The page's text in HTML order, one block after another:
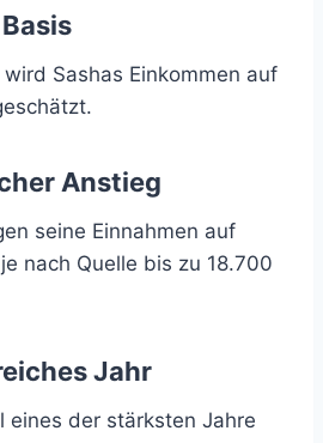
Sashas Einkommen auf
Anstieg
seine Einnahmen auf
nach Quelle bis zu 18.700
Jahr
eines der stärksten Jahre